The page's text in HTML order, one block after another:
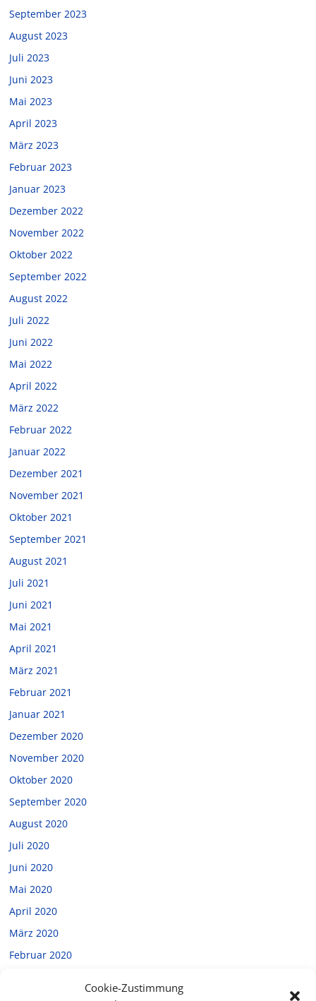
Cookie-Zustimmung
September 2023
August 2023
Juli 2023
Juni 2023
Mai 2023
April 2023
März 2023
Februar 2023
Januar 2023
Dezember 2022
November 2022
Oktober 2022
September 2022
August 2022
Juli 2022
Juni 2022
Mai 2022
April 2022
März 2022
Februar 2022
Januar 2022
Dezember 2021
November 2021
Oktober 2021
September 2021
August 2021
Juli 2021
Juni 2021
Mai 2021
April 2021
März 2021
Februar 2021
Januar 2021
Dezember 2020
November 2020
Oktober 2020
September 2020
August 2020
Juli 2020
Juni 2020
Mai 2020
April 2020
März 2020
Februar 2020